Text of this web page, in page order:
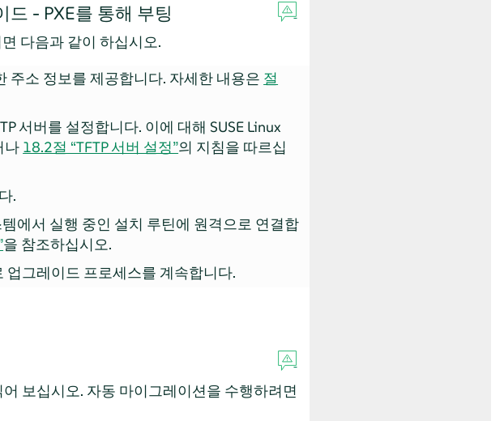
- PXE를 통해 부팅
다음과 같이 하십시오.
주소 정보를 제공합니다. 자세한 내용은 절
서버를 설정합니다. 이에 대해 SUSE Linux
나 18.2절 “TFTP 서버 설정”의 지침을 따르십
.
에서 실행 중인 설치 루틴에 원격으로 연결합
을 참조하십시오.
업그레이드 프로세스를 계속합니다.
어 보십시오. 자동 마이그레이션을 수행하려면